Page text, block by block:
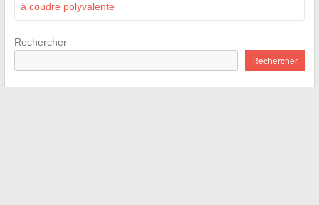
à coudre polyvalente
Rechercher
Rechercher